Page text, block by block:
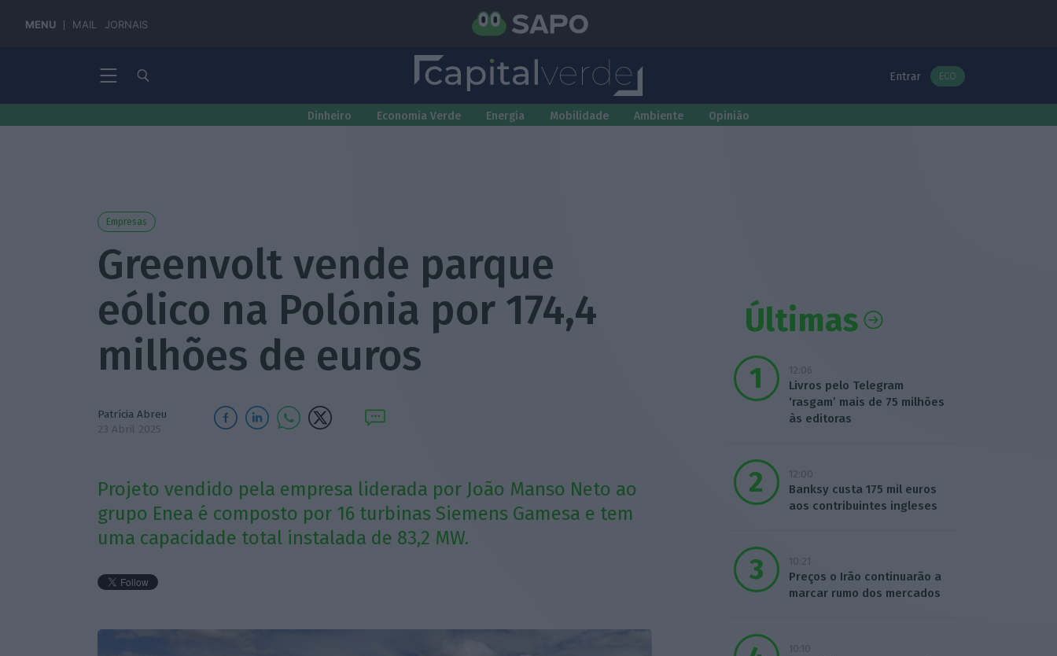
MENU MAIL JORNAIS
Entrar ECO
Dinheiro Economia Verde Energia Mobilidade Ambiente Opinião
Empresas
Greenvolt vende parque
eólico na Polónia por 174,4
milhões de euros
Patrícia Abreu
23 Abril 2025
Projeto vendido pela empresa liderada por João Manso Neto ao
grupo Enea é composto por 16 turbinas Siemens Gamesa e tem
uma capacidade total instalada de 83,2 MW.
Últimas
12:06
Livros pelo Telegram
‘rasgam’ mais de 75 milhões
às editoras
12:00
Banksy custa 175 mil euros
aos contribuintes ingleses
10:21
Preços o Irão continuarão a
marcar rumo dos mercados
10:10